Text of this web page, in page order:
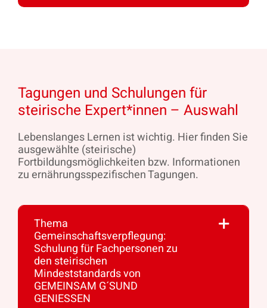
Tagungen und Schulungen für
steirische Expert*innen – Auswahl
Lebenslanges Lernen ist wichtig. Hier finden Sie
ausgewählte (steirische)
Fortbildungsmöglichkeiten bzw. Informationen
zu ernährungsspezifischen Tagungen.
Thema
Gemeinschaftsverpflegung:
Schulung für Fachpersonen zu
den steirischen
Mindeststandards von
GEMEINSAM G´SUND
GENIESSEN